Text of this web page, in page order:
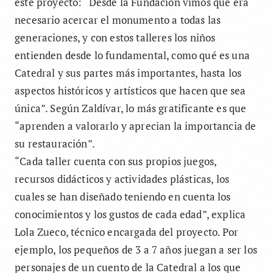
necesario acercar el monumento a todas las
generaciones, y con estos talleres los niños
entienden desde lo fundamental, como qué es una
Catedral y sus partes más importantes, hasta los
aspectos históricos y artísticos que hacen que sea
única”. Según Zaldívar, lo más gratificante es que
“aprenden a valorarlo y aprecian la importancia de
su restauración”.
“Cada taller cuenta con sus propios juegos,
recursos didácticos y actividades plásticas, los
cuales se han diseñado teniendo en cuenta los
conocimientos y los gustos de cada edad”, explica
Lola Zueco, técnico encargada del proyecto. Por
ejemplo, los pequeños de 3 a 7 años juegan a ser los
personajes de un cuento de la Catedral a los que